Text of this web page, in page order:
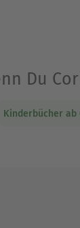
Du
Kinderbücher ab